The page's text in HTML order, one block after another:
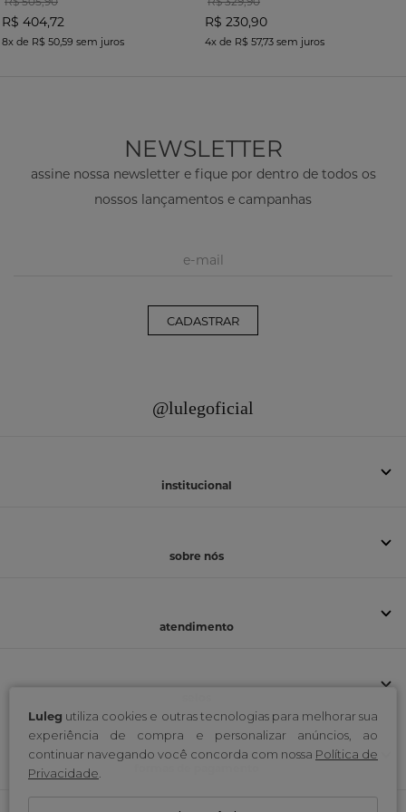
Luleg utiliza cookies e outras tecnologias para melhorar sua
experiência de compra e personalizar anúncios, ao
continuar navegando você concorda com nossa Política de
Privacidade
R$ 404,72
8x de R$ 50,59 sem juros
R$ 230,90
4x de R$ 57,73 sem juros
NEWSLETTER
assine nossa newsletter e fique por dentro de todos os
nossos lançamentos e campanhas
CADASTRAR
@lulegoficial
institucional
sobre nós
atendimento